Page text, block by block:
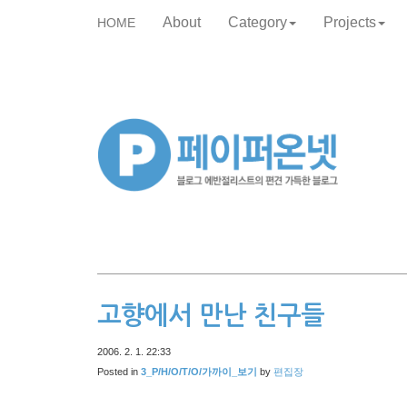
HOME About Category Projects
고향에서 만난 친구들
2006. 2. 1. 22:33
Posted in 3_P/H/O/T/O/가까이_보기 by 편집장